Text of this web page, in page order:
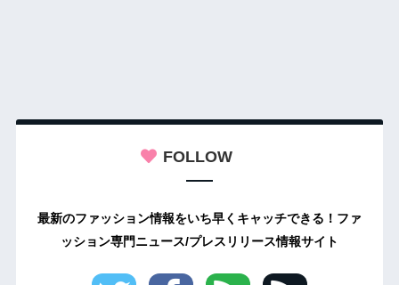
FOLLOW
最新のファッション情報をいち早くキャッチできる！ファ
ッション専門ニュース/プレスリリース情報サイト